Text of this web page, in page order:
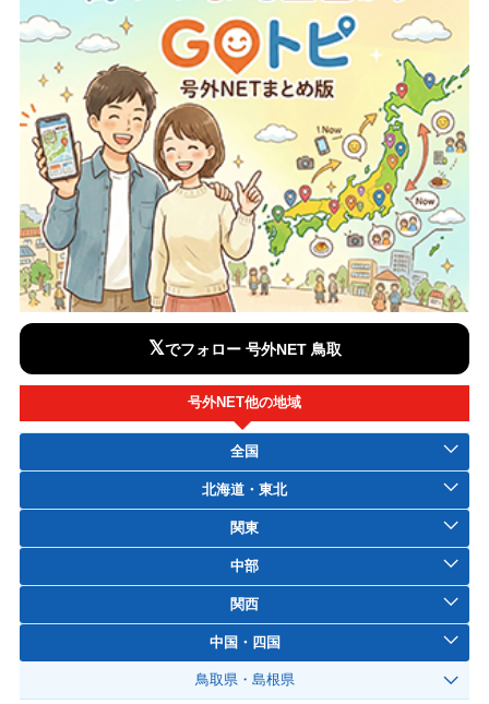
𝕏でフォロー 号外NET 鳥取
号外NET他の地域
全国
北海道・東北
関東
中部
関西
中国・四国
鳥取県・島根県